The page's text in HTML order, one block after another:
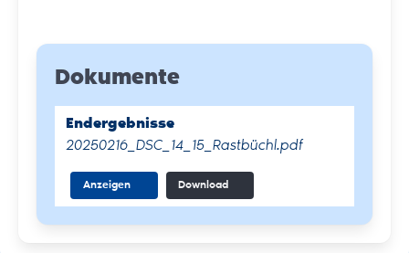
Dokumente
Endergebnisse
20250216_DSC_14_15_Rastbüchl.pdf
Anzeigen Download